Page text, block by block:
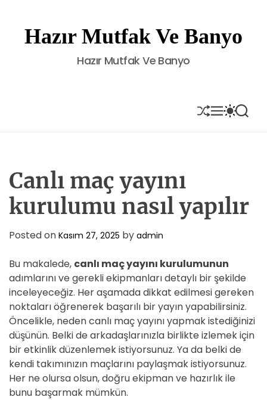
t
Hazır Mutfak Ve Banyo
Hazır Mutfak Ve Banyo
S
H
U
M
E
N
S
W
I
L
R
E
S
E
A
Canlı maç yayını
kurulumu nasıl yapılır
Posted on Kasım 27, 2025 by admin
Bu makalede, canlı maç yayını kurulumunun
adımlarını ve gerekli ekipmanları detaylı bir şekilde
inceleyeceğiz. Her aşamada dikkat edilmesi gereken
noktaları öğrenerek başarılı bir yayın yapabilirsiniz.
Öncelikle, neden canlı maç yayını yapmak istediğinizi
düşünün. Belki de arkadaşlarınızla birlikte izlemek için
bir etkinlik düzenlemek istiyorsunuz. Ya da belki de
kendi takımınızın maçlarını paylaşmak istiyorsunuz.
Her ne olursa olsun, doğru ekipman ve hazırlık ile
bunu başarmak mümkün.